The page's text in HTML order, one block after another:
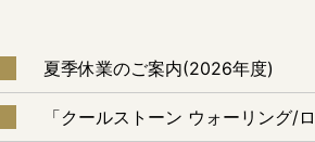
夏季休業のご案内(2026年度)
「クールストーン ウォーリング/